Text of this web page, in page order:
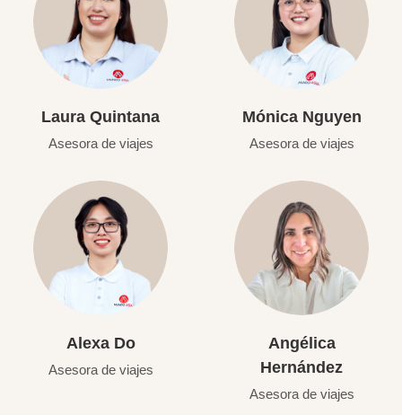
Laura Quintana
Asesora de viajes
Mónica Nguyen
Asesora de viajes
Alexa Do
Asesora de viajes
Angélica
Hernández
Asesora de viajes